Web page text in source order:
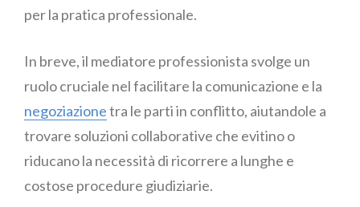
per la pratica professionale.
In breve, il mediatore professionista svolge un
ruolo cruciale nel facilitare la comunicazione e la
negoziazionetra le parti in conflitto, aiutandole a
trovare soluzioni collaborative che evitino o
riducano la necessità di ricorrere a lunghe e
costose procedure giudiziarie.